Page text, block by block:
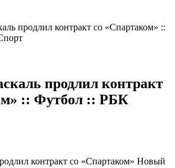
продлил контракт со «Спартаком» ::
продлил контракт
:: Футбол :: РБК
контракт со «Спартаком» Новый